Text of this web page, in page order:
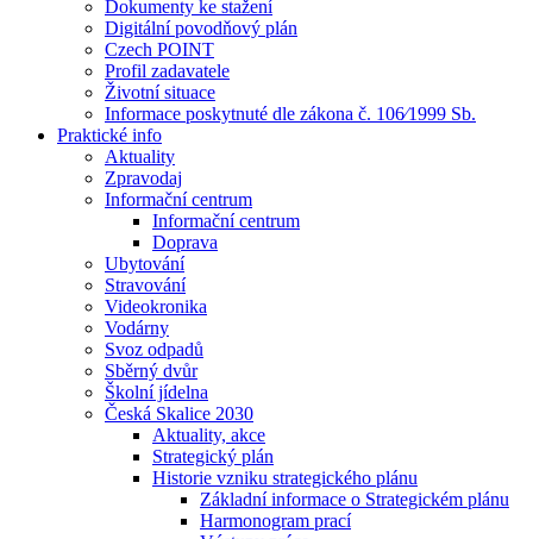
Dokumenty ke stažení
Digitální povodňový plán
Czech POINT
Profil zadavatele
Životní situace
Informace poskytnuté dle zákona č. 106⁄1999 Sb.
Praktické info
Aktuality
Zpravodaj
Informační centrum
Informační centrum
Doprava
Ubytování
Stravování
Videokronika
Vodárny
Svoz odpadů
Sběrný dvůr
Školní jídelna
Česká Skalice 2030
Aktuality, akce
Strategický plán
Historie vzniku strategického plánu
Základní informace o Strategickém plánu
Harmonogram prací